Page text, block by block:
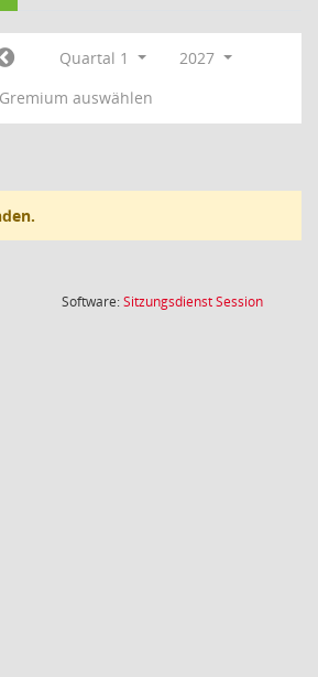
Quartal 1
2027
Gremium auswählen
Software:SitzungsdienstSession(Wird in